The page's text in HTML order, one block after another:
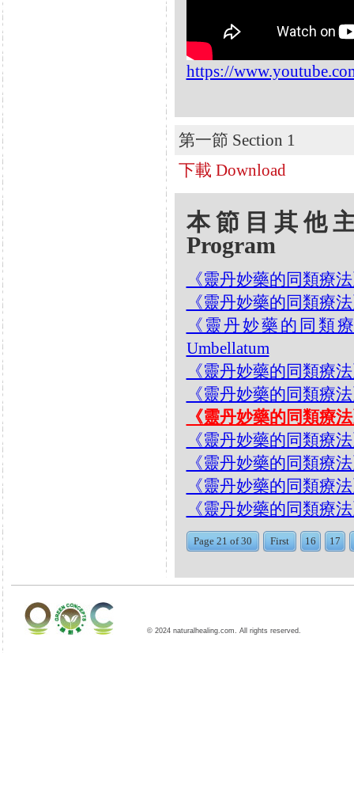
https://
第一節 Section 1
下載 Download
本節目其他
Program
《靈丹妙藥的同類療
《靈丹妙藥的同類療
《靈丹妙藥的同類
Umbellatum
《靈丹妙藥的同類療
《靈丹妙藥的同類療
《靈丹妙藥的同類療
《靈丹妙藥的同類療
《靈丹妙藥的同類療
《靈丹妙藥的同類療
《靈丹妙藥的同類療
Page 21 of 30 First 16 17
© 2024 naturalhealing.com. All rights reserved.